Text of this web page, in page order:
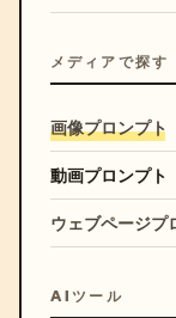
メディアで探す
画像プロンプト
動画プロンプト
ウェブページプ
AIツール